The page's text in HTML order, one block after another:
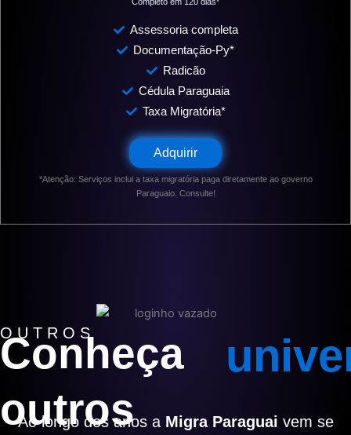
Assessoria completa
Documentação-Py*
Radicão
Cédula Paraguaia
Taxa Migratória*
Adquirir
*Atenção: Serviços inclui a taxa migratória paga diretamente ao governo
Paraguaio. Consulte!
OUTROS
Conheça
outros
Ao longo dos anos a Migra Paraguai vem se